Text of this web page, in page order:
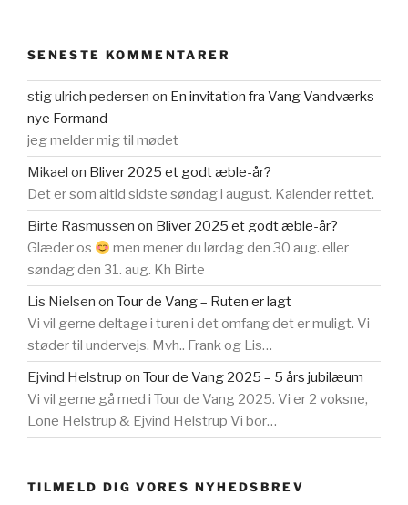
SENESTE KOMMENTARER
stig ulrich pedersen on En invitation fra Vang Vandværks
nye Formand
jeg melder mig til mødet
Mikael on Bliver 2025 et godt æble-år?
Det er som altid sidste søndag i august. Kalender rettet.
Birte Rasmussen on Bliver 2025 et godt æble-år?
Glæder os
men mener du lørdag den 30 aug. eller
søndag den 31. aug. Kh Birte
Lis Nielsen on Tour de Vang – Ruten er lagt
Vi vil gerne deltage i turen i det omfang det er muligt. Vi
støder til undervejs. Mvh.. Frank og Lis…
Ejvind Helstrup on Tour de Vang 2025 – 5 års jubilæum
Vi vil gerne gå med i Tour de Vang 2025. Vi er 2 voksne,
Lone Helstrup & Ejvind Helstrup Vi bor…
TILMELD DIG VORES NYHEDSBREV